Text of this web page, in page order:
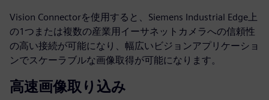
Vision Connectorを使用すると、Siemens Industrial Edge上
の1つまたは複数の産業用イーサネットカメラへの信頼性
の高い接続が可能になり、幅広いビジョンアプリケーショ
ンでスケーラブルな画像取得が可能になります。
高速画像取り込み